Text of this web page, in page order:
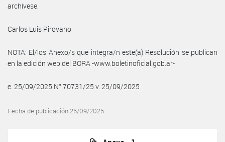
archívese.
Carlos Luis Pirovano
NOTA: El/los Anexo/s que integra/n este(a) Resolución se publican
en la edición web del BORA -www.boletinoficial.gob.ar-
e. 25/09/2025 N° 70731/25 v. 25/09/2025
Fecha de publicación 25/09/2025